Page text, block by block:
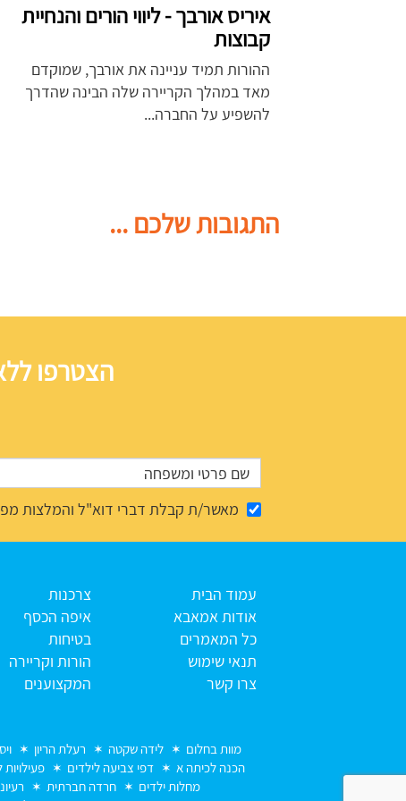
איריס אורבך - ליווי הורים והנחיית
קבוצות
ההורות תמיד עניינה את אורבך, שמוקדם
מאד במהלך הקריירה שלה הבינה שהדרך
להשפיע על החברה...
התגובות שלכם ...
הצטרפו
מאשר/ת קבלת דברי דוא"ל והמלצות
עמוד הבית
אודות אמאבא
כל המאמרים
תנאי שימוש
צרו קשר
צרכנות
איפה הכסף
בטיחות
הורות וקריירה
המקצוענים
מוות בחלום לידה שקטה רעלת הריון
הכנה לכיתה א
דפי צביעה לילדים פעילויות
מחלות ילדים
חרדה חברתית